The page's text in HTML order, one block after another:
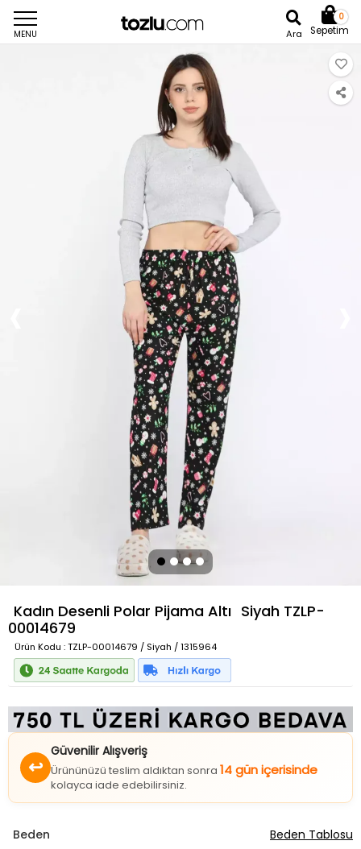
MENU Ara
0
Sepetim
Kadın Desenli Polar Pijama Altı Siyah TZLP-
00014679
Ürün Kodu : TZLP-00014679 / Siyah / 1315964
↩
Güvenilir Alışveriş
Ürününüzü teslim aldıktan sonra 14 gün içerisinde
kolayca iade edebilirsiniz.
Beden Beden Tablosu